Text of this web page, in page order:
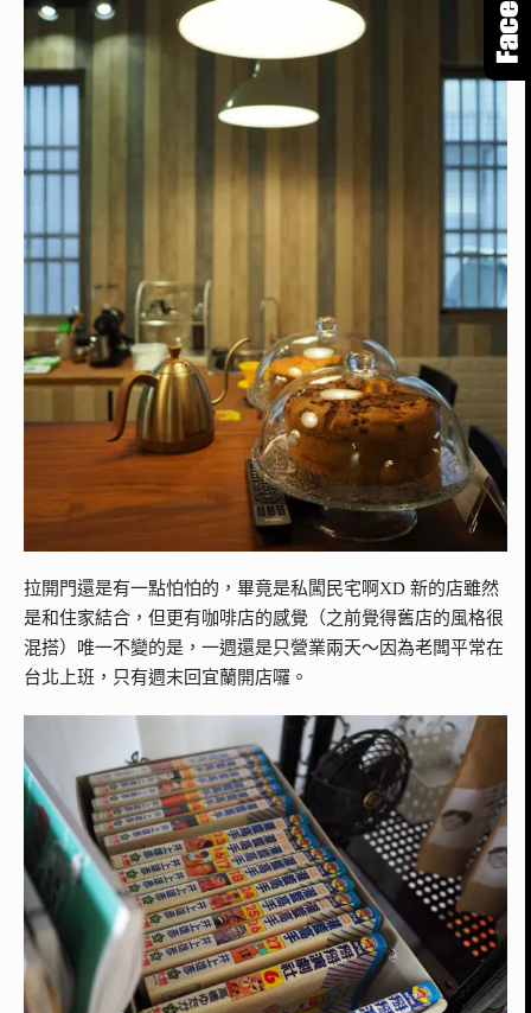
拉開門還是有一點怕怕的，畢竟是私闖民宅啊XD 新的店雖然
是和住家結合，但更有咖啡店的感覺（之前覺得舊店的風格很
混搭）唯一不變的是，一週還是只營業兩天～因為老闆平常在
台北上班，只有週末回宜蘭開店囉。